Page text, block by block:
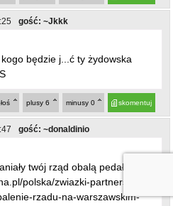
gość: ~Jkkk
będzie j...ć ty żydowska
skomentuj
minusy 0
plusy 6
gość: ~donaldinio
twój rząd obalą pedały"
polska/zwiazki-partnerskie-
rzadu-na-warszawskim-